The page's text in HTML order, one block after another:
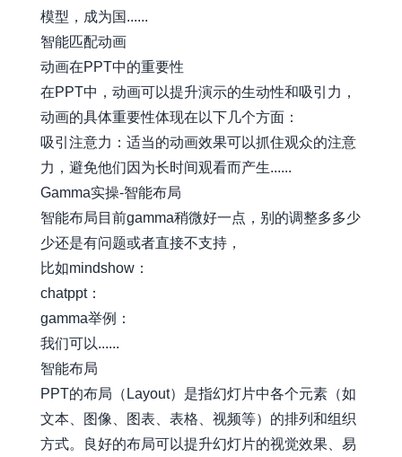
模型，成为国......
智能匹配动画
动画在PPT中的重要性
在PPT中，动画可以提升演示的生动性和吸引力，
动画的具体重要性体现在以下几个方面：
吸引注意力：适当的动画效果可以抓住观众的注意
力，避免他们因为长时间观看而产生......
Gamma实操-智能布局
智能布局目前gamma稍微好一点，别的调整多多少
少还是有问题或者直接不支持，
比如mindshow：
chatppt：
gamma举例：
我们可以......
智能布局
PPT的布局（Layout）是指幻灯片中各个元素（如
文本、图像、图表、表格、视频等）的排列和组织
方式。良好的布局可以提升幻灯片的视觉效果、易